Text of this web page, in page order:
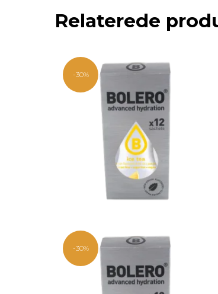
Relaterede
-30%
-30%